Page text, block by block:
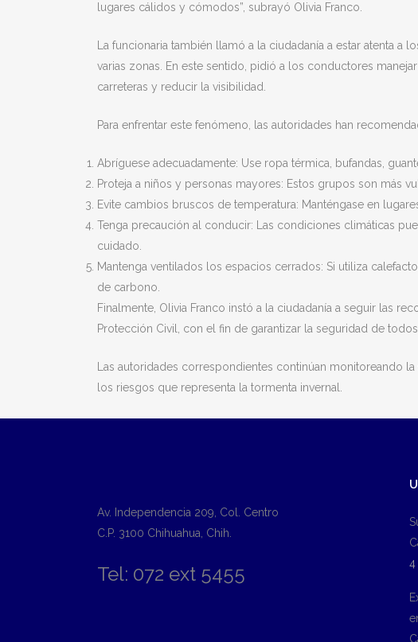
lugares cálidos y cómodos”, subrayó Olivia Franco.
La funcionaria también llamó a la ciudadanía a estar atenta
varias zonas. En este sentido, pidió a los conductores
carreteras y reducir la visibilidad.
Para enfrentar este fenómeno, las autoridades han
Abríguese adecuadamente: Use ropa térmica, bufandas,
Proteja a niños y personas mayores: Estos grupos son más
Evite cambios bruscos de temperatura: Manténgase en
Tenga precaución al conducir: Las condiciones climáticas
cuidado.
Mantenga ventilados los espacios cerrados: Si utiliza
de carbono.
Finalmente, Olivia Franco instó a la ciudadanía a seguir las
Protección Civil, con el fin de garantizar la seguridad de
Las autoridades correspondientes continúan monitoreando
los riesgos que representa la tormenta invernal.
Av. Independencia 209, Col. Centro
C.P. 3100 Chihuahua, Chih.
Tel: 072 ext 5455
4